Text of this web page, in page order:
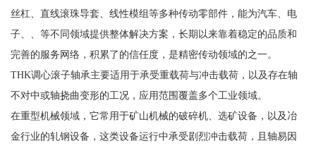
丝杠、直线滚珠导套、线性模组等多种传动零部件，能为汽车、电
子、、等不同领域提供整体解决方案，长期以来靠着稳定的品质和
完善的服务网络，积累了的信任度，是精密传动领域的之一。
THK调心滚子轴承主要适用于承受重载荷与冲击载荷，以及存在轴
不对中或轴挠曲变形的工况，应用范围覆盖多个工业领域。
在重型机械领域，它常用于矿山机械的破碎机、选矿设备，以及冶
金行业的轧钢设备，这类设备运行中承受剧烈冲击载荷，且轴易因